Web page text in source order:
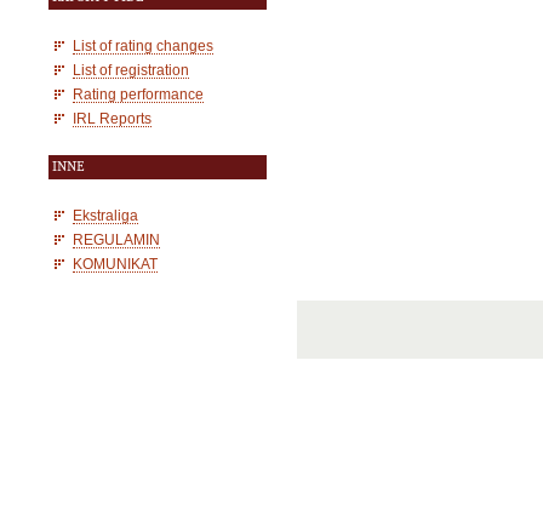
List of rating changes
List of registration
Rating performance
IRL Reports
INNE
Ekstraliga
REGULAMIN
KOMUNIKAT